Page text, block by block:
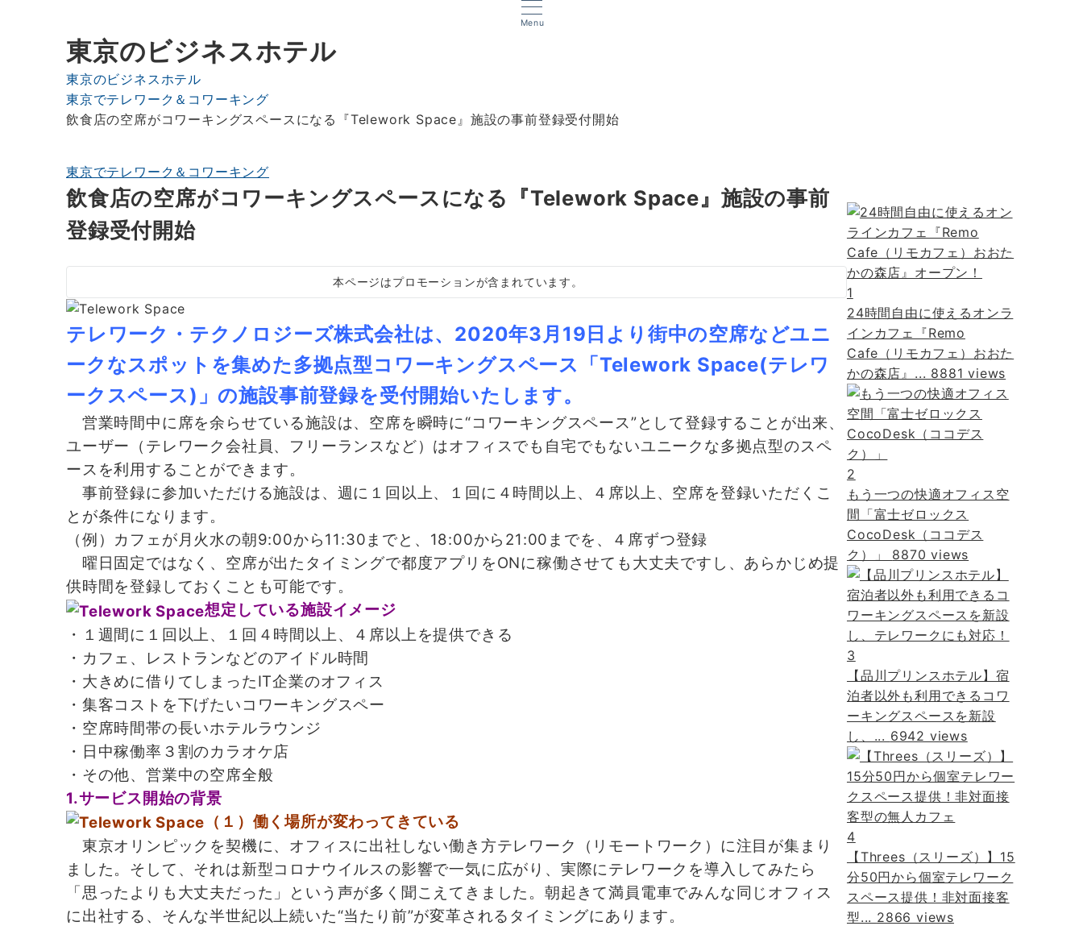
Menu
東京のビジネスホテル
東京のビジネスホテル
東京でテレワーク＆コワーキング
飲食店の空席がコワーキングスペースになる『Telework Space』施設の事前登録受付開始
東京でテレワーク＆コワーキング
飲食店の空席がコワーキングスペースになる『Telework Space』施設の事前
登録受付開始
本ページはプロモーションが含まれています。
テレワーク・テクノロジーズ株式会社は、2020年3月19日より街中の空席などユニ
ークなスポットを集めた多拠点型コワーキングスペース「Telework Space(テレワ
ークスペース)」の施設事前登録を受付開始いたします。
営業時間中に席を余らせている施設は、空席を瞬時に“コワーキングスペース”として登録することが出来、
ユーザー（テレワーク会社員、フリーランスなど）はオフィスでも自宅でもないユニークな多拠点型のスペ
ースを利用することができます。
事前登録に参加いただける施設は、週に１回以上、１回に４時間以上、４席以上、空席を登録いただくこ
とが条件になります。
（例）カフェが月火水の朝9:00から11:30までと、18:00から21:00までを、４席ずつ登録
曜日固定ではなく、空席が出たタイミングで都度アプリをONに稼働させても大丈夫ですし、あらかじめ提
供時間を登録しておくことも可能です。
想定している施設イメージ
・１週間に１回以上、１回４時間以上、４席以上を提供できる
・カフェ、レストランなどのアイドル時間
・大きめに借りてしまったIT企業のオフィス
・集客コストを下げたいコワーキングスペー
・空席時間帯の長いホテルラウンジ
・日中稼働率３割のカラオケ店
・その他、営業中の空席全般
1.サービス開始の背景
（１）働く場所が変わってきている
東京オリンピックを契機に、オフィスに出社しない働き方テレワーク（リモートワーク）に注目が集まり
ました。そして、それは新型コロナウイルスの影響で一気に広がり、実際にテレワークを導入してみたら
「思ったよりも大丈夫だった」という声が多く聞こえてきました。朝起きて満員電車でみんな同じオフィス
に出社する、そんな半世紀以上続いた“当たり前”が変革されるタイミングにあります。
1
24時間自由に使えるオンラ
インカフェ『Remo
Cafe（リモカフェ）おおた
かの森店』... 8881 views
2
もう一つの快適オフィス空
間「富士ゼロックス
CocoDesk（ココデス
ク）」 8870 views
3
【品川プリンスホテル】宿
泊者以外も利用できるコワ
ーキングスペースを新設
し、... 6942 views
4
【Threes（スリーズ）】15
分50円から個室テレワーク
スペース提供！非対面接客
型... 2866 views